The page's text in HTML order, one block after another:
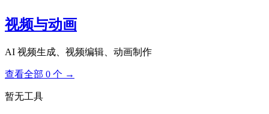
视频与动画
AI 视频生成、视频编辑、动画制作
查看全部 0 个 →
暂无工具